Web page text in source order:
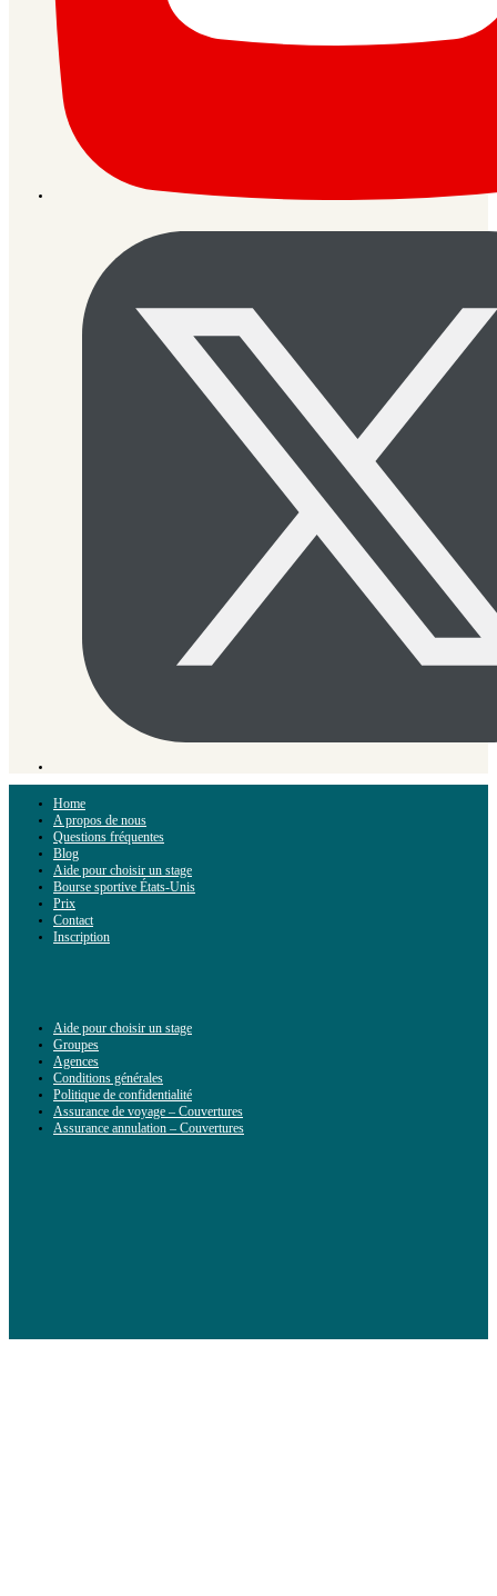
Home
A propos de nous
Questions fréquentes
Blog
Aide pour choisir un stage
Bourse sportive États-Unis
Prix
Contact
Inscription
Aide pour choisir un stage
Groupes
Agences
Conditions générales
Politique de confidentialité
Assurance de voyage – Couvertures
Assurance annulation – Couvertures